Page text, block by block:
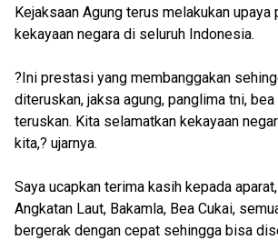
Kejaksaan Agung terus melakukan upaya
kekayaan negara di seluruh Indonesia.
?Ini prestasi yang membanggakan
diteruskan, jaksa agung, panglima tni, bea
teruskan. Kita selamatkan kekayaan
kita,? ujarnya.
Saya ucapkan terima kasih kepada
Angkatan Laut, Bakamla, Bea Cukai,
bergerak dengan cepat sehingga bisa